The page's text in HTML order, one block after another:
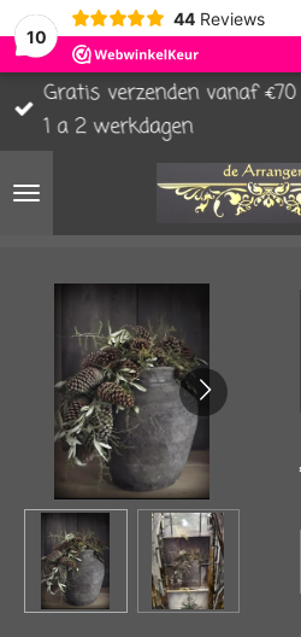
10
44 Reviews
Gratis verzenden vanaf
1 a 2 werkdagen